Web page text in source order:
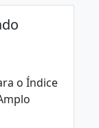
o Índice